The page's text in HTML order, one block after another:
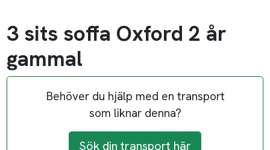
3 sits soffa Oxford 2 år
gammal
Behöver du hjälp med en transport
som liknar denna?
Sök din transport här